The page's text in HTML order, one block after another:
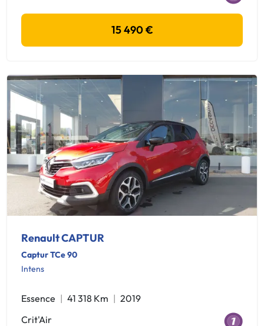
15 490 €
Renault CAPTUR
Captur TCe 90
Intens
Essence 41 318 Km
2019
Crit'Air